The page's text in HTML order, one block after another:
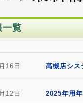
一覧
16日 高槻店シス
12日 2025年用